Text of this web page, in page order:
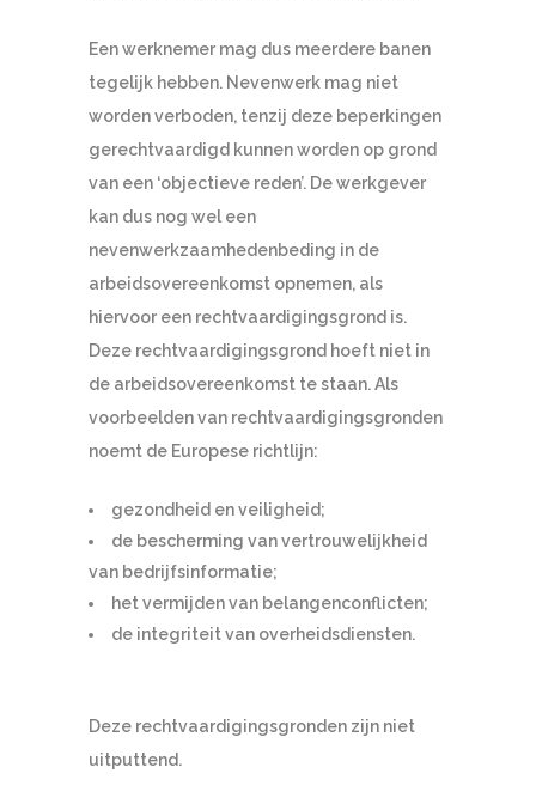
Een werknemer mag dus meerdere banen
tegelijk hebben. Nevenwerk mag niet
worden verboden, tenzij deze beperkingen
gerechtvaardigd kunnen worden op grond
van een ‘objectieve reden’. De werkgever
kan dus nog wel een
nevenwerkzaamhedenbeding in de
arbeidsovereenkomst opnemen, als
hiervoor een rechtvaardigingsgrond is.
Deze rechtvaardigingsgrond hoeft niet in
de arbeidsovereenkomst te staan. Als
voorbeelden van rechtvaardigingsgronden
noemt de Europese richtlijn:
gezondheid en veiligheid;
de bescherming van vertrouwelijkheid
van bedrijfsinformatie;
het vermijden van belangenconflicten;
de integriteit van overheidsdiensten.
Deze rechtvaardigingsgronden zijn niet
uitputtend.